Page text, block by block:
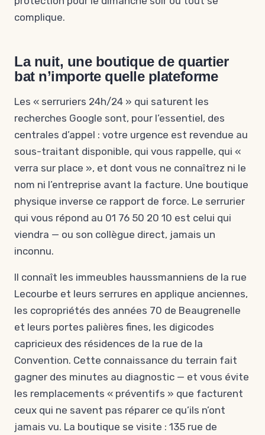
complique.
La nuit, une boutique de quartier
bat n’importe quelle plateforme
Les « serruriers 24h/24 » qui saturent les
recherches Google sont, pour l’essentiel, des
centrales d’appel : votre urgence est revendue au
sous-traitant disponible, qui vous rappelle, qui «
verra sur place », et dont vous ne connaîtrez ni le
nom ni l’entreprise avant la facture. Une boutique
physique inverse ce rapport de force. Le serrurier
qui vous répond au 01 76 50 20 10 est celui qui
viendra — ou son collègue direct, jamais un
inconnu.
Il connaît les immeubles haussmanniens de la rue
Lecourbe et leurs serrures en applique anciennes,
les copropriétés des années 70 de Beaugrenelle
et leurs portes palières fines, les digicodes
capricieux des résidences de la rue de la
Convention. Cette connaissance du terrain fait
gagner des minutes au diagnostic — et vous évite
les remplacements « préventifs » que facturent
ceux qui ne savent pas réparer ce qu’ils n’ont
jamais vu. La boutique se visite : 135 rue de